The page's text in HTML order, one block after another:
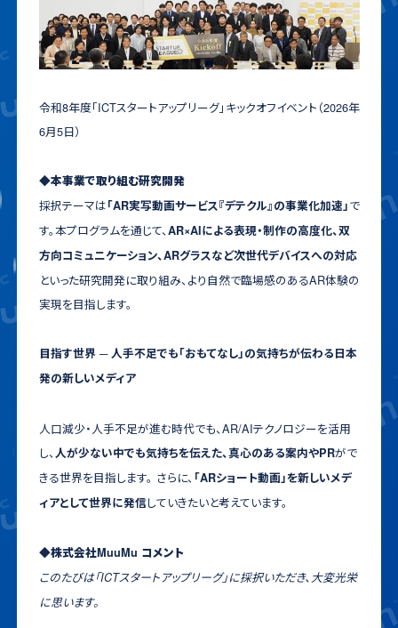
令和8年度「ICTスタートアップリーグ」キックオフイベント（2026年
6月5日）
◆本事業で取り組む研究開発
採択テーマは「AR実写動画サービス『デテクル』の事業化加速」で
す。本プログラムを通じて、AR×AIによる表現・制作の高度化、双
方向コミュニケーション、ARグラスなど次世代デバイスへの対応
といった研究開発に取り組み、より自然で臨場感のあるAR体験の
実現を目指します。
目指す世界 ─ 人手不足でも「おもてなし」の気持ちが伝わる日本
発の新しいメディア
人口減少・人手不足が進む時代でも、AR/AIテクノロジーを活用
し、人が少ない中でも気持ちを伝えた、真心のある案内やPRがで
きる世界を目指します。 さらに、 「ARショート動画」を新しいメデ
ィアとして世界に発信していきたいと考えています。
◆株式会社MuuMu コメント
このたびは「ICTスタートアップリーグ」に採択いただき、大変光栄
に思います。